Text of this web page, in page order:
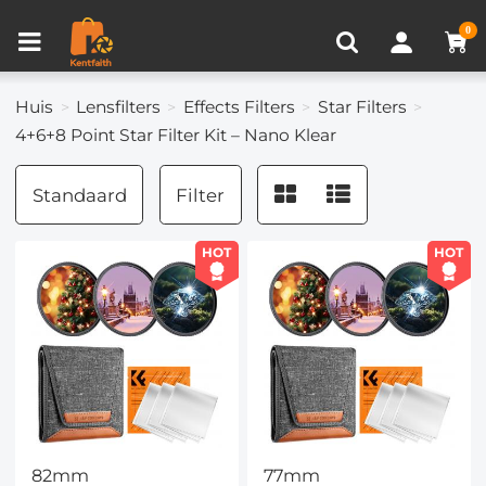
0
Huis Lensfilters Effects Filters
Star Filters
4+6+8 Point Star Filter Kit – Nano Klear
Standaard Filter
HOT
82mm
HOT
77mm